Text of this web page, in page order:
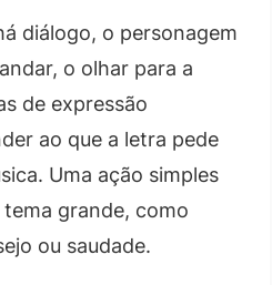
diálogo, o personagem
o olhar para a
de expressão
ao que a letra pede
Uma ação simples
grande, como
ou saudade.